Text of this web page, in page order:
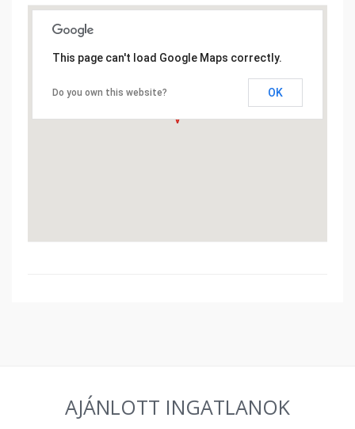
This page can't load Google Maps correctly.
Do you own this website? OK
AJÁNLOTT INGATLANOK